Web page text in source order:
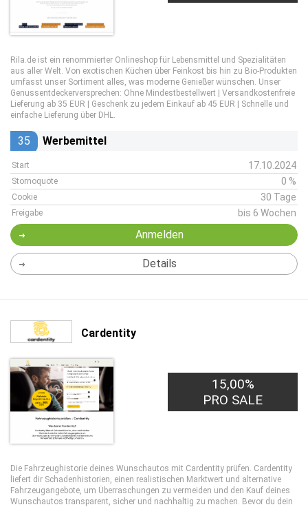
Rila.de ist ein renommierter Onlineshop für Lebensmittel und Spezialitäten
aus aller Welt. Von exotischen Küchen über Feinkost bis hin zu Bio-Produkten
umfasst unser Sortiment alles, was moderne Genießer wünschen. Unser
Genussentdeckerversprechen: Ohne Mindestbestellwert | Versandkostenfreie
Lieferung ab 35 EUR | Geschenk zu jedem Einkauf ab 45 EUR | Schnelle und
einfache Lieferung über DHL.
35 Werbemittel
Start 17.10.2024
Stornoquote 0 %
Cookie 30 Tage
Freigabe bis 6 Wochen
Anmelden
Details
Cardentity
15,00%
PRO SALE
Die Fahrzeughistorie deines Wunschautos mit Cardentity prüfen. Cardentity
liefert dir Schadenhistorien, einen realistischen Marktwert und alternative
Fahrzeugangebote, um Überraschungen zu vermeiden und den Kauf deines
Wunschautos transparent, sicher und nachhaltig zu machen. Bevor du dein